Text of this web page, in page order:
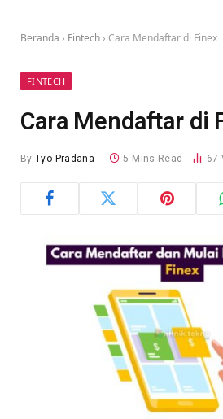
Beranda › Fintech › Cara Mendaftar di Finex
FINTECH
Cara Mendaftar di
By Tyo Pradana 5 Mins Read 67